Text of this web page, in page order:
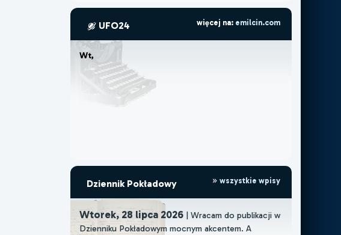
UFO24 więcej na: emilcin.com
Wt, 12 maj 2026 11:26
Dziennik Pokładowy wszystkie wpisy
Wtorek, 28 lipca 2026| Wracam do publikacji w
Dzienniku Pokładowym mocnym akcentem. A